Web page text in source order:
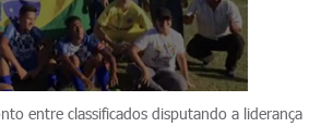
entre classificados disputando a liderança